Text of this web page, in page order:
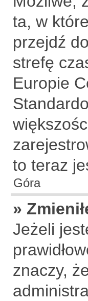
ta, w
przejdź
strefę
Europie
to teraz
Góra
»
Jeżeli
znaczy,